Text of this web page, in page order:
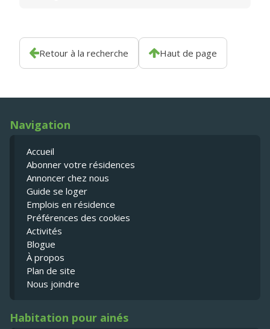
Retour à la recherche Haut de page
Navigation
Accueil
Abonner votre résidences
Annoncer chez nous
Guide se loger
Emplois en résidence
Préférences des cookies
Activités
Blogue
À propos
Plan de site
Nous joindre
Habitation pour ainés